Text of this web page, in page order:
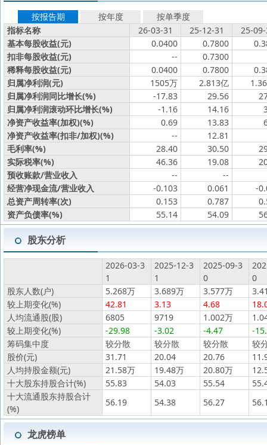
按报告期 按年度
按单季度
指标名称
26-03-31 25-12-31
25-
基本每股收益(元)
0.0400 0.7800
扣非每股收益(元)
--
0.7300
稀释每股收益(元)
0.0400 0.7800
归属净利润(元)
1505万 2.813亿
归属净利润同比增长(%)
-17.83 29.56
归属净利润滚动环比增长(%)
-1.16 14.16
净资产收益率(加权)(%)
0.69 13.83
净资产收益率(扣非/加权)(%)
--
12.81
毛利率(%)
28.40 30.50
实际税率(%)
46.36 19.08
预收账款/营业收入
--
--
经营净现金流/营业收入
-0.103 0.061
-
总资产周转率(次)
0.153 0.787
资产负债率(%)
55.14 54.09
股东分析
2026-03-3
1
2025-12-3
1
2025-09-3
0
0
股东人数(户)
5.268万 3.689万 3.577万
较上期变化(%)
42.81 3.13 4.68
人均流通股(股)
6805 9719 1.002万
较上期变化(%)
-29.98 -3.02 -4.47
-
筹码集中度
较分散 较分散 较分散
较
股价(元)
31.71 20.04 20.76
人均持股金额(元)
21.58万 19.48万 20.80万
十大股东持股合计(%)
55.83 54.03 55.54
十大流通股东持股合计
(%)
56.19 54.38 56.27
龙虎榜单